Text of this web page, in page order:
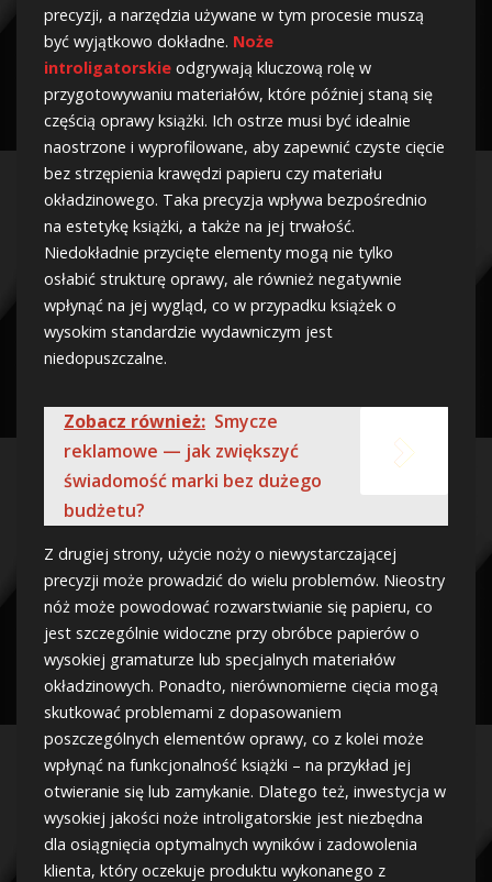
precyzji, a narzędzia używane w tym procesie muszą
być wyjątkowo dokładne. Noże
introligatorskie odgrywają kluczową rolę w
przygotowywaniu materiałów, które później staną się
częścią oprawy książki. Ich ostrze musi być idealnie
naostrzone i wyprofilowane, aby zapewnić czyste cięcie
bez strzępienia krawędzi papieru czy materiału
okładzinowego. Taka precyzja wpływa bezpośrednio
na estetykę książki, a także na jej trwałość.
Niedokładnie przycięte elementy mogą nie tylko
osłabić strukturę oprawy, ale również negatywnie
wpłynąć na jej wygląd, co w przypadku książek o
wysokim standardzie wydawniczym jest
niedopuszczalne.
Zobacz również: Smycze
reklamowe — jak zwiększyć
świadomość marki bez dużego
budżetu?
Z drugiej strony, użycie noży o niewystarczającej
precyzji może prowadzić do wielu problemów. Nieostry
nóż może powodować rozwarstwianie się papieru, co
jest szczególnie widoczne przy obróbce papierów o
wysokiej gramaturze lub specjalnych materiałów
okładzinowych. Ponadto, nierównomierne cięcia mogą
skutkować problemami z dopasowaniem
poszczególnych elementów oprawy, co z kolei może
wpłynąć na funkcjonalność książki – na przykład jej
otwieranie się lub zamykanie. Dlatego też, inwestycja w
wysokiej jakości noże introligatorskie jest niezbędna
dla osiągnięcia optymalnych wyników i zadowolenia
klienta, który oczekuje produktu wykonanego z